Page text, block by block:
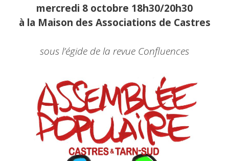
mercredi 8 octobre 18h30/20h30
à la Maison des Associations de Castres
sous l’égide de la revue Confluences